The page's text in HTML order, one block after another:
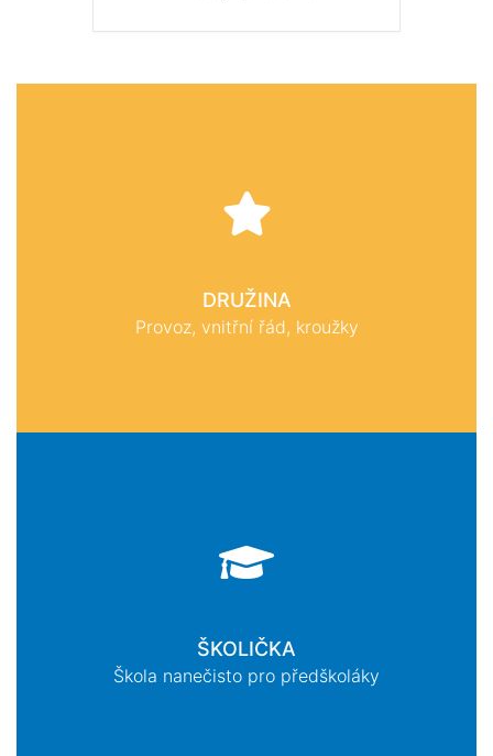
DRUŽINA
Provoz, vnitřní řád, kroužky
ŠKOLIČKA
Škola nanečisto pro předškoláky